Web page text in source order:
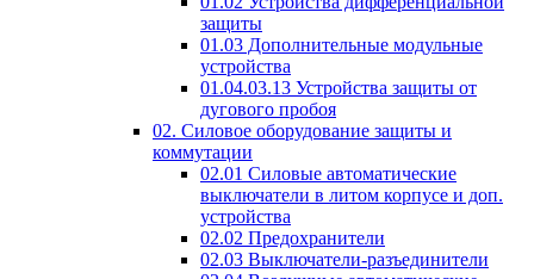
защиты
01.03 Дополнительные модульные
устройства
01.04.03.13 Устройства защиты от
дугового пробоя
02. Силовое оборудование защиты и
коммутации
02.01 Силовые автоматические
выключатели в литом корпусе и доп.
устройства
02.02 Предохранители
02.03 Выключатели-разъединители